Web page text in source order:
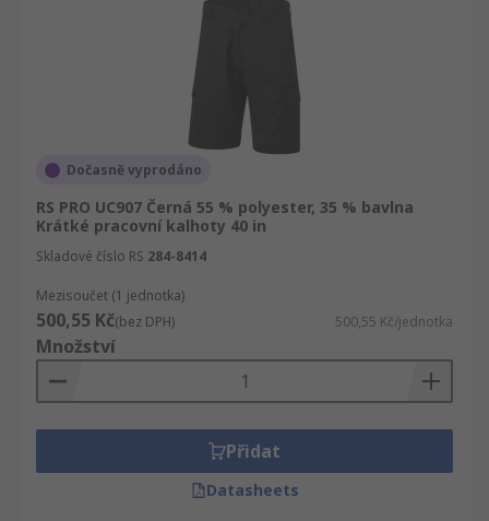
Dočasně vyprodáno
RS PRO UC907 Černá 55 % polyester, 35 % bavlna
Krátké pracovní kalhoty 40 in
Skladové číslo RS 284-8414
Mezisoučet (1 jednotka)
500,55 Kč(bez DPH) 500,55 Kč/jednotka
Množství
Přidat
Datasheets